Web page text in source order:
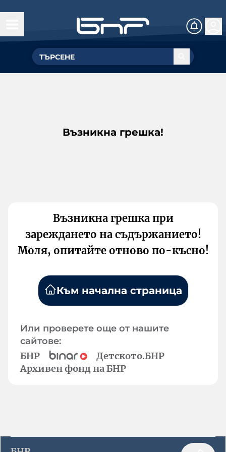
Възникна грешка!
Възникна грешка при
зареждането на съдържанието!
Моля, опитайте отново по-късно!
Към начална страница
Или проверете още от нашите
сайтове:
БНР
Детското.БНР
Архивен фонд на БНР